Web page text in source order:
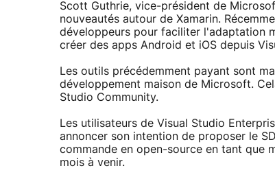
Scott Guthrie, vice-président de
nouveautés autour de Xamarin.
développeurs pour faciliter l'adaptation
créer des apps Android et iOS depuis
Les outils précédemment payant sont
développement maison de Microsoft.
Studio Community.
Les utilisateurs de Visual Studio
annoncer son intention de proposer le
commande en open-source en tant que
mois à venir.